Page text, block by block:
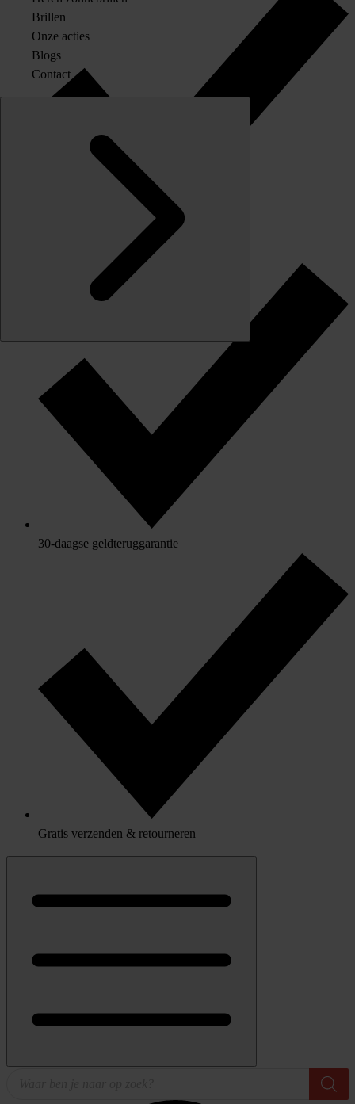
Originele merkglazen op sterkte
30-daagse geldteruggarantie
Gratis verzenden & retourneren
Brillen
Onze acties
Blogs
Contact